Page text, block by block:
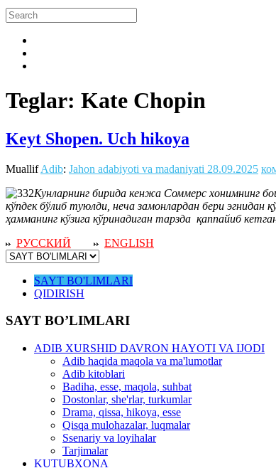
Teglar: Kate Chopin
Keyt Shopen. Uch hikoya
MuallifAdib: Jahon adabiyoti va madaniyati 28.09.2025
Кунларнинг бирида кенжа Соммерс хонимнинг
кўпдек бўлиб туюлди, неча замонлардан бери эгнидан
ҳамманинг кўзига кўринадиган тарзда қаппайиб
РУССКИЙ
ENGLISH
SAYT BO'LIMLARI
QIDIRISH
SAYT BO’LIMLARI
ADIB XURSHID DAVRON HAYOTI VA IJODI
Adib haqida maqola va ma'lumotlar
Adib kitoblari
Badiha, esse, maqola, suhbat
Dostonlar, she'rlar, turkumlar
Drama, qissa, hikoya, esse
Qisqa mulohazalar, luqmalar
Ssenariy va loyihalar
Tarjimalar
KUTUBXONA